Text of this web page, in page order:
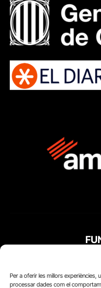
Per a oferir les millors
processar dades com el